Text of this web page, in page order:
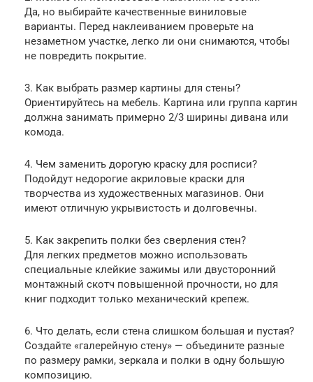
Да, но выбирайте качественные виниловые
варианты. Перед наклеиванием проверьте на
незаметном участке, легко ли они снимаются, чтобы
не повредить покрытие.
3. Как выбрать размер картины для стены?
Ориентируйтесь на мебель. Картина или группа картин
должна занимать примерно 2/3 ширины дивана или
комода.
4. Чем заменить дорогую краску для росписи?
Подойдут недорогие акриловые краски для
творчества из художественных магазинов. Они
имеют отличную укрывистость и долговечны.
5. Как закрепить полки без сверления стен?
Для легких предметов можно использовать
специальные клейкие зажимы или двусторонний
монтажный скотч повышенной прочности, но для
книг подходит только механический крепеж.
6. Что делать, если стена слишком большая и пустая?
Создайте «галерейную стену» — объедините разные
по размеру рамки, зеркала и полки в одну большую
композицию.